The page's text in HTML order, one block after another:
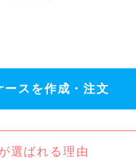
ースを作成・注文
選ばれる理由